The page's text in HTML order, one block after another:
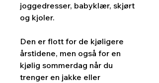
joggedresser, babyklær, skjørt
og kjoler.
Den er flott for de kjøligere
årstidene, men også for en
kjølig sommerdag når du
trenger en jakke eller